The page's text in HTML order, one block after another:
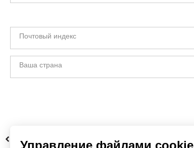
НАЗАД
Управление файлами cookie